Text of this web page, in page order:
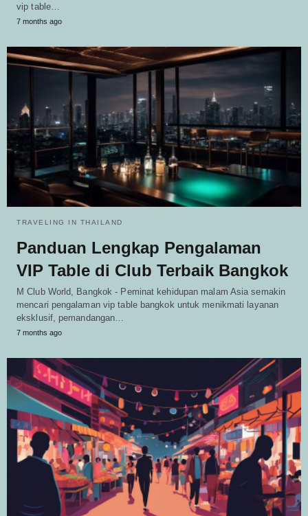
vip table…
7 months ago
TRAVELING IN THAILAND
Panduan Lengkap Pengalaman
VIP Table di Club Terbaik Bangkok
M Club World, Bangkok - Peminat kehidupan malam Asia semakin
mencari pengalaman vip table bangkok untuk menikmati layanan
eksklusif, pemandangan…
7 months ago